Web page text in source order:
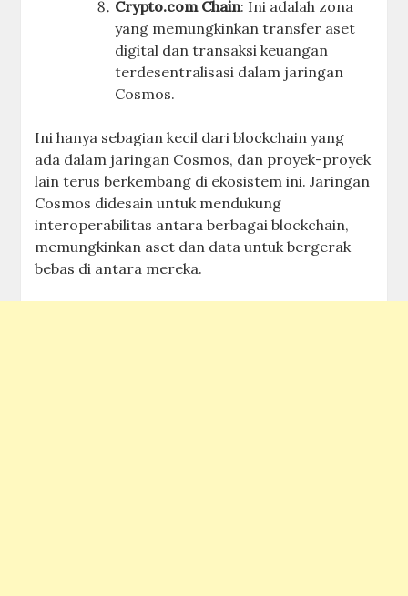
Crypto.com Chain: Ini adalah zona
yang memungkinkan transfer aset
digital dan transaksi keuangan
terdesentralisasi dalam jaringan
Cosmos.
Ini hanya sebagian kecil dari blockchain yang
ada dalam jaringan Cosmos, dan proyek-proyek
lain terus berkembang di ekosistem ini. Jaringan
Cosmos didesain untuk mendukung
interoperabilitas antara berbagai blockchain,
memungkinkan aset dan data untuk bergerak
bebas di antara mereka.